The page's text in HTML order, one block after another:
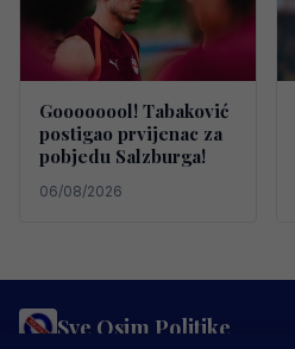
Goooooool! Tabaković
postigao prvijenac za
pobjedu Salzburga!
06/08/2026
Sve Osim Politike